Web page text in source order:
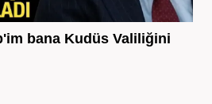
bana Kudüs Valiliğini